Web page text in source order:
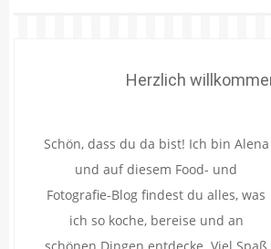
Herzlich
Schön, dass du da bist! Ich bin Alena
und auf diesem Food- und
Fotografie-Blog findest du alles, was
ich so koche, bereise und an
schönen Dingen entdecke. Viel Spaß